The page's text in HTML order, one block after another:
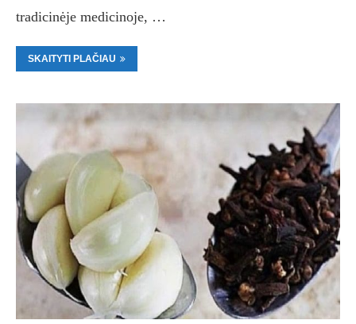
tradicinėje medicinoje, …
SKAITYTI PLAČIAU